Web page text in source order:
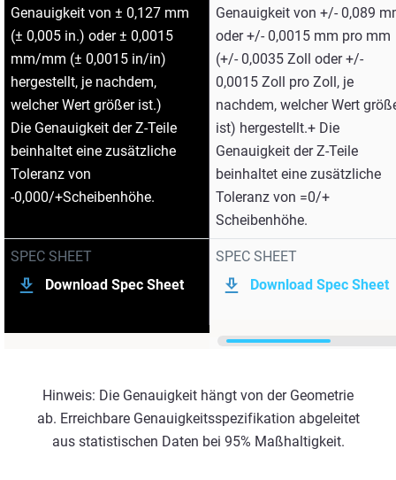
Genauigkeit von ± 0,127 mm
(± 0,005 in.) oder ± 0,0015
mm/mm (± 0,0015 in/in)
hergestellt, je nachdem,
welcher Wert größer ist.)
Die Genauigkeit der Z-Teile
beinhaltet eine zusätzliche
Toleranz von
-0,000/+Scheibenhöhe.
SPEC SHEET
Download Spec Sheet
Genauigkeit von +/- 0,089
oder +/- 0,0015 mm pro mm
(+/- 0,0035 Zoll oder +/-
0,0015 Zoll pro Zoll, je
nachdem, welcher Wert
ist) hergestellt.+ Die
Genauigkeit der Z-Teile
beinhaltet eine zusätzliche
Toleranz von =0/+
Scheibenhöhe.
SPEC SHEET
Download Spec Sheet
Hinweis: Die Genauigkeit hängt von der Geometrie
ab. Erreichbare Genauigkeitsspezifikation abgeleitet
aus statistischen Daten bei 95% Maßhaltigkeit.